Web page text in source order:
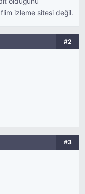
izleme sitesi değil.
#2
#3